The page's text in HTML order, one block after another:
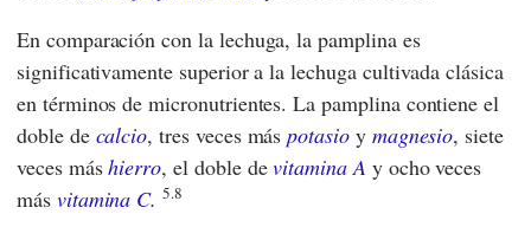
En comparación con la lechuga, la pamplina es
significativamente superior a la lechuga cultivada clásica
en términos de micronutrientes. La pamplina contiene el
doble de calcio, tres veces máspotasioy magnesio, siete
veces máshierro, el doble devitamina A y ocho veces
más vitamina C. 5.8